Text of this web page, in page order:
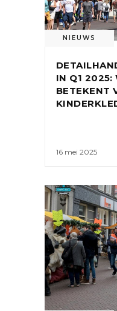
NIEUWS
IN Q1 2025:
BETEKENT
16 mei 2025